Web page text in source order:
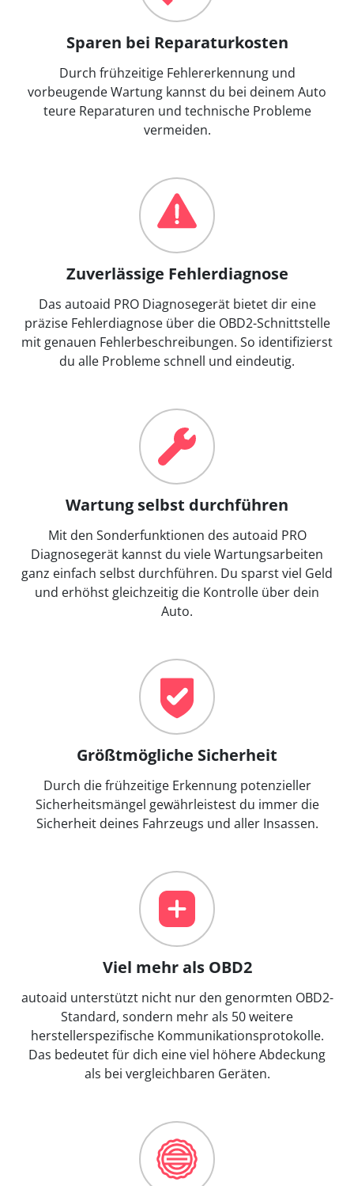
Sparen bei Reparaturkosten
Durch frühzeitige Fehlererkennung und
vorbeugende Wartung kannst du bei deinem Auto
teure Reparaturen und technische Probleme
vermeiden.
Zuverlässige Fehlerdiagnose
Das autoaid PRO Diagnosegerät bietet dir eine
präzise Fehlerdiagnose über die OBD2-Schnittstelle
mit genauen Fehlerbeschreibungen. So identifizierst
du alle Probleme schnell und eindeutig.
Wartung selbst durchführen
Mit den Sonderfunktionen des autoaid PRO
Diagnosegerät kannst du viele Wartungsarbeiten
ganz einfach selbst durchführen. Du sparst viel Geld
und erhöhst gleichzeitig die Kontrolle über dein
Auto.
Größtmögliche Sicherheit
Durch die frühzeitige Erkennung potenzieller
Sicherheitsmängel gewährleistest du immer die
Sicherheit deines Fahrzeugs und aller Insassen.
Viel mehr als OBD2
autoaid unterstützt nicht nur den genormten OBD2-
Standard, sondern mehr als 50 weitere
herstellerspezifische Kommunikationsprotokolle.
Das bedeutet für dich eine viel höhere Abdeckung
als bei vergleichbaren Geräten.